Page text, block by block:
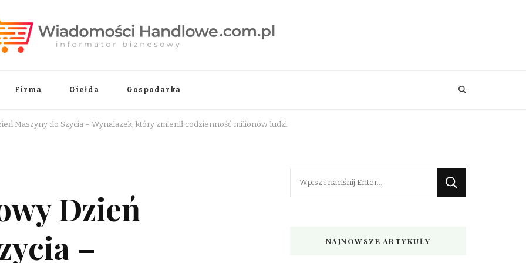
Firma Giełda Gospodarka
Maszyny do Szycia – Wynalazek, który zmienił codzienność milionów ludzi
Dzień
–
NAJNOWSZE ARTYKUŁY